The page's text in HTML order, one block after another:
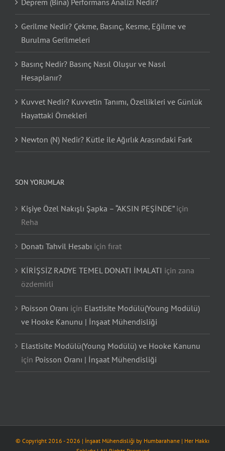
Gerilme Nedir? Çekme, Basınç, Kesme, Eğilme ve
Burulma Gerilmeleri
Basınç Nedir? Basınç Nasıl Oluşur ve Nasıl
Hesaplanır?
Kuvvet Nedir? Kuvvetin Tanımı, Özellikleri ve Günlük
Hayattaki Örnekleri
Newton (N) Nedir? Kütle ile Ağırlık Arasındaki Fark
SON YORUMLAR
Kişiye Özel Nakışlı Şapka – “AKSIN PEŞİNDE”için
Reha
Donatı Tahvil Hesabı için fırat
KİRİŞSİZ RADYE TEMEL DONATI İMALATI için zana
özdemirli
Poisson Oranı için Elastisite Modülü(Young Modülü)
ve Hooke Kanunu | İnşaat Mühendisliği
Elastisite Modülü(Young Modülü) ve Hooke Kanunu
için Poisson Oranı | İnşaat Mühendisliği
© Copyright 2016 - 2026 | İnşaat Mühendisliği by Humbarahane | Her Hakkı